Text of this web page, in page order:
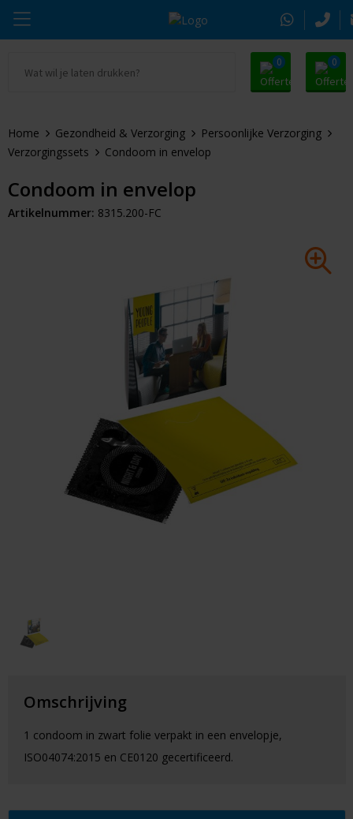
0 0
Drinkwaren
Tassen & Reizen
Sleutelhangers & Tools
Outdoor & Vrije Tijd
Auto & Veiligheid
Gezondheid & Verzorging
Alle promosnoepje
Zomer
Kerst
Alle geefmomenten
Thule
Alle merken
Home Gezondheid & Verzorging
Persoonlijke Verzorging
Verzorgingssets
Condoom in envelop
Condoom in envelop
Artikelnummer: 8315.200-FC
Omschrijving
1 condoom in zwart folie verpakt in een envelopje,
ISO04074:2015 en CE0120 gecertificeerd.